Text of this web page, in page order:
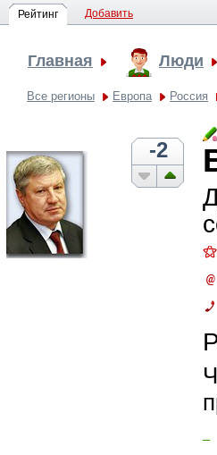
Рейтинг Добавить
Главная Люди
Все регионы Европа Россия
-2
⚝
–